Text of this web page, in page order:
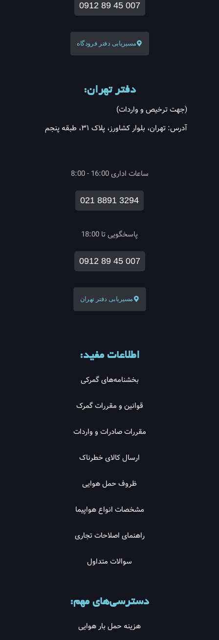
0912 89 45 007
مسیریابی دفتر فرودگاه
دفتر تهران:
(جهت ترخیص و واردات)
آدرس: تهران، بلوار کشاورز، پلاک ۳۱، طبقه پنجم
ساعات اداری 16:00 - 8:00
021 8891 3294
پاسخگویی تا 18:00
0912 89 45 007
مسیریابی دفتر تهران
اطلاعات مفید:
بخشنامه‌های گمرکی
قوانین و مقررات گمرک
مقررات صادرات و واردات
ارسال کالای خطرناک
ظروف حمل هوایی
مشخصات انواع هواپیما
راهنمای اصلاحات تجاری
سوالات متداول
دسترسی‌های مهم:
هزینه حمل بار هوایی